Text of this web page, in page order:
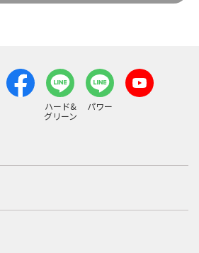
ハード&
グリーン
パワー